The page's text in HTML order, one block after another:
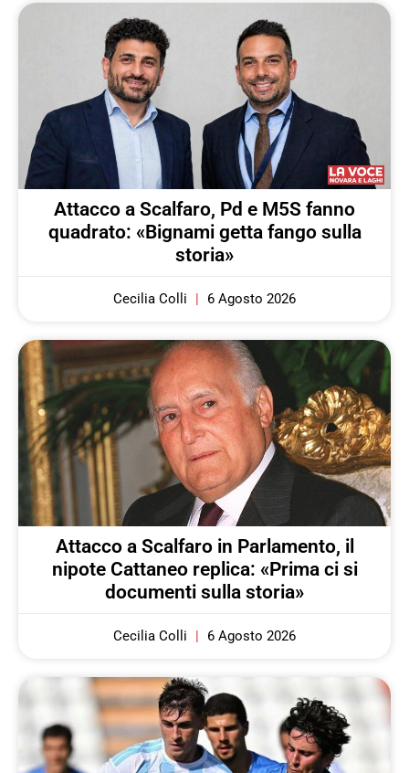
Attacco a Scalfaro, Pd e M5S fanno
quadrato: «Bignami getta fango sulla
storia»
Cecilia Colli 6 Agosto 2026
Attacco a Scalfaro in Parlamento, il
nipote Cattaneo replica: «Prima ci si
documenti sulla storia»
Cecilia Colli 6 Agosto 2026